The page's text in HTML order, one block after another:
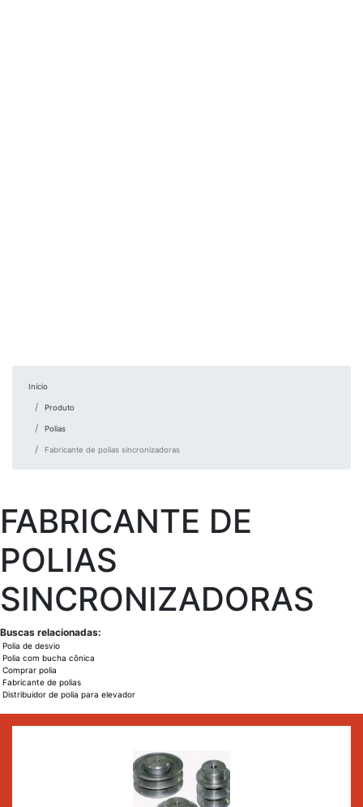
Início
Produto
Polias
Fabricante de polias sincronizadoras
FABRICANTE DE
POLIAS
SINCRONIZADORAS
Buscas relacionadas:
Polia de desvio
Polia com bucha cônica
Comprar polia
Fabricante de polias
Distribuidor de polia para elevador